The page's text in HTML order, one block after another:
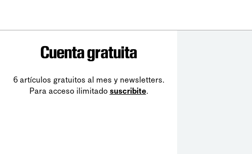
Cuenta gratuita
6 artículos gratuitos al mes y newsletters.
Para acceso ilimitado suscribite.